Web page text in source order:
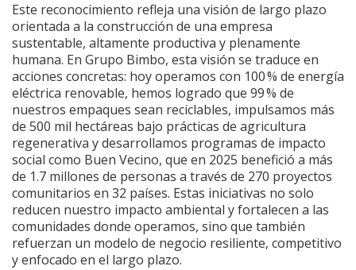
Este reconocimiento refleja una visión de largo plazo
orientada a la construcción de una empresa
sustentable, altamente productiva y plenamente
humana. En Grupo Bimbo, esta visión se traduce en
acciones concretas: hoy operamos con 100 % de energía
eléctrica renovable, hemos logrado que 99 % de
nuestros empaques sean reciclables, impulsamos más
de 500 mil hectáreas bajo prácticas de agricultura
regenerativa y desarrollamos programas de impacto
social como Buen Vecino, que en 2025 benefició a más
de 1.7 millones de personas a través de 270 proyectos
comunitarios en 32 países. Estas iniciativas no solo
reducen nuestro impacto ambiental y fortalecen a las
comunidades donde operamos, sino que también
refuerzan un modelo de negocio resiliente, competitivo
y enfocado en el largo plazo.